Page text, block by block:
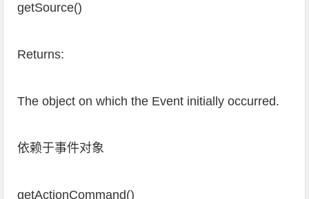
getSource()
Returns:
The object on which the Event initially occurred.
依赖于事件对象
getActionCommand()